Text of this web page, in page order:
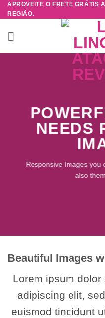
Skip
to
content
APROVEITE O FRETE GRÁTIS
REGIÃO.
NEEDS
Responsive Images you
also
Beautiful Images
Lorem ipsum
adipiscing elit,
euismod tincidunt